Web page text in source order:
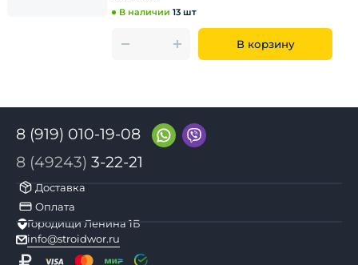
В наличии 13 шт
В корзину
8 (919) 010-19-08
8 (49243) 3-22-21
Доставка
Оплата
Городищи Ленина 1Б
info@stroidwor.ru